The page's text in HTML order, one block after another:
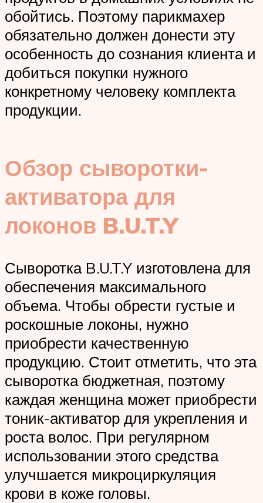
обойтись. Поэтому парикмахер
обязательно должен донести эту
особенность до сознания клиента и
добиться покупки нужного
конкретному человеку комплекта
продукции.
Обзор сыворотки-
активатора для
локонов B.U.T.Y
Сыворотка B.U.T.Y изготовлена для
обеспечения максимального
объема. Чтобы обрести густые и
роскошные локоны, нужно
приобрести качественную
продукцию. Стоит отметить, что эта
сыворотка бюджетная, поэтому
каждая женщина может приобрести
тоник-активатор для укрепления и
роста волос. При регулярном
использовании этого средства
улучшается микроциркуляция
крови в коже головы.